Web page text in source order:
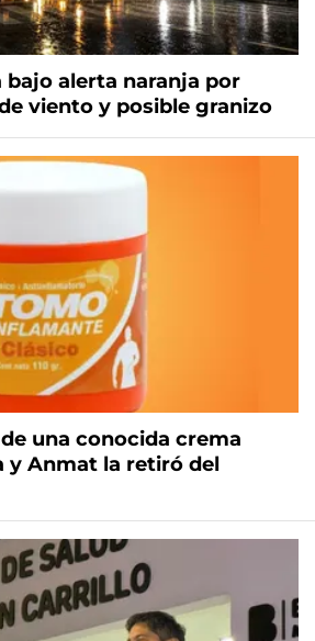
bajo alerta naranja por
viento y posible granizo
una conocida crema
Anmat la retiró del